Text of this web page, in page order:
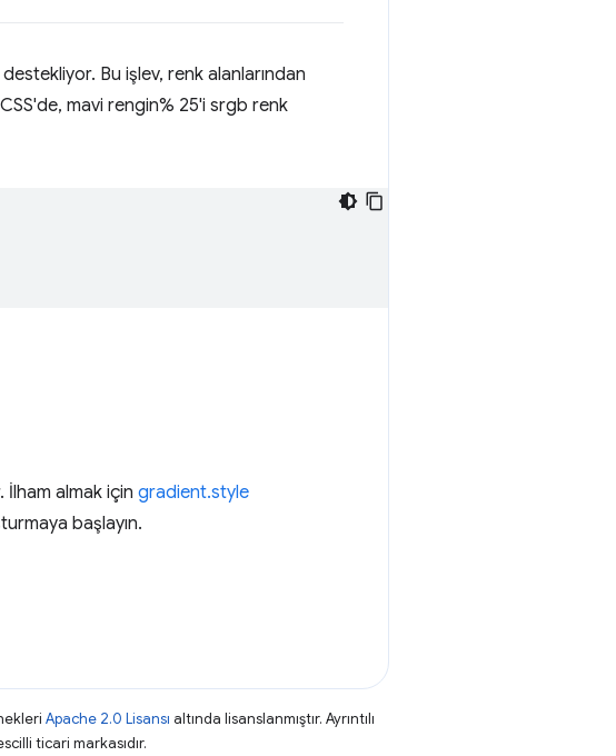
Bu işlev, renk alanlarından
mavi rengin% 25'i srgb renk
İlham almak için gradient.style
başlayın.
Apache 2.0 Lisansı altında lisanslanmıştır. Ayrıntılı
ticari markasıdır.